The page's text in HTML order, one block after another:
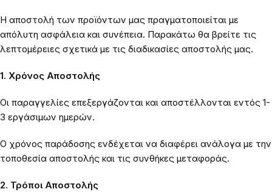
Η αποστολή των προϊόντων μας πραγματοποιείται με
απόλυτη ασφάλεια και συνέπεια. Παρακάτω θα βρείτε τις
λεπτομέρειες σχετικά με τις διαδικασίες αποστολής μας.
1. Χρόνος Αποστολής
Οι παραγγελίες επεξεργάζονται και αποστέλλονται εντός 1-
3 εργάσιμων ημερών.
Ο χρόνος παράδοσης ενδέχεται να διαφέρει ανάλογα με την
τοποθεσία αποστολής και τις συνθήκες μεταφοράς.
2. Τρόποι Αποστολής